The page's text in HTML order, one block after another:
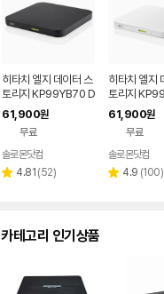
히타치 엘지 데이터 스
토리지 KP99YB70 D
VD 블랙 외장ODD C
D DVD 리핑 안드로이
61,900원
무료
솔로몬닷컴
별 4.81 리
(52)
히타치 엘지
토리지
DVD 화이트
D CD DVD
로이드
61,900원
무료
페
솔로몬닷컴
별 4.9 리
(100)
카테고리 인기상품